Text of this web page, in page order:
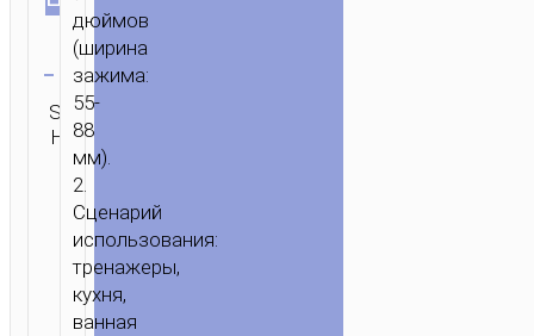
Очистить
SKU:
Н/Д
Категория:
Настольные
подставки
дюймов
(ширина
зажима:
55-
88
мм).
2.
Сценарий
использования:
тренажеры,
кухня,
ванная